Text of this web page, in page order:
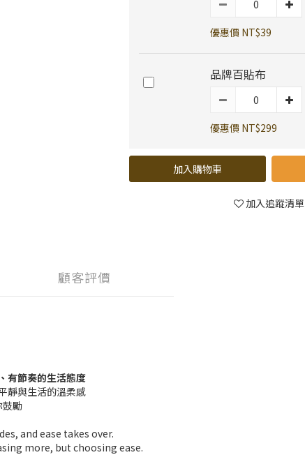
優惠價 NT$39
品牌百貼布
優惠價 NT$299
加入購物車
加入追蹤清單
顧客評價
有節奏的生活態度
靜與生活的溫柔感
鼓勵
and ease takes over.
more, but choosing ease.